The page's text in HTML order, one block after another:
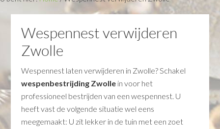
Wespennest verwijderen
Zwolle
Wespennest laten verwijderen in Zwolle? Schakel
wespenbestrijding Zwollein voor het
professioneel bestrijden van een wespennest. U
heeft vast de volgende situatie wel eens
meegemaakt: U zit lekker in de tuin met een zoet